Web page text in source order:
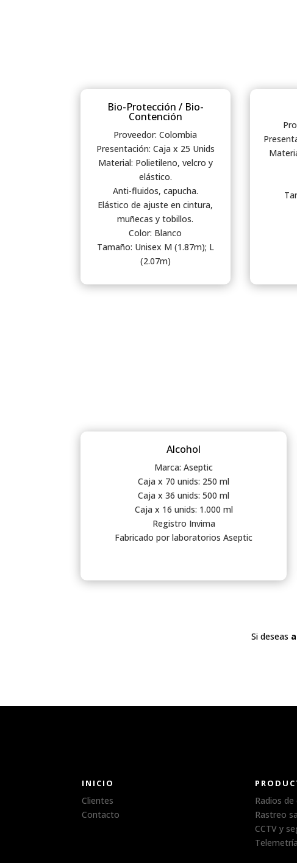
Bio-Protección / Bio-
Contención
Proveedor: Colombia
Presentación: Caja x 25 Unids
Material: Polietileno, velcro y
elástico.
Anti-fluidos, capucha.
Elástico de ajuste en cintura,
muñecas y tobillos.
Color: Blanco
Tamaño: Unisex M (1.87m); L
(2.07m)
Alcohol
Marca: Aseptic
Caja x 70 unids: 250 ml
Caja x 36 unids: 500 ml
Caja x 16 unids: 1.000 ml
Registro Invima
Fabricado por laboratorios Aseptic
Si deseas
INICIO
Clientes
Contacto
Radios
Rastreo
CCTV y
Telemetría